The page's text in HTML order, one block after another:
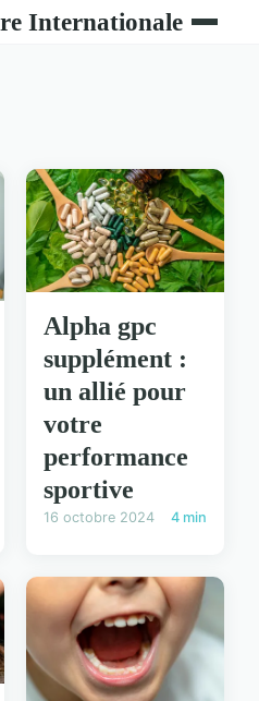
Internationale
Alpha gpc
supplément :
un allié pour
votre
performance
sportive
16 octobre 2024 4 min